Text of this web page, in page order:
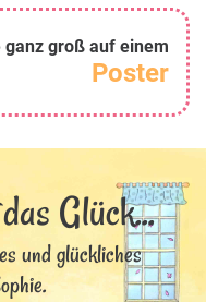
ganz groß auf einem
Poster
Glück...
und glückliches